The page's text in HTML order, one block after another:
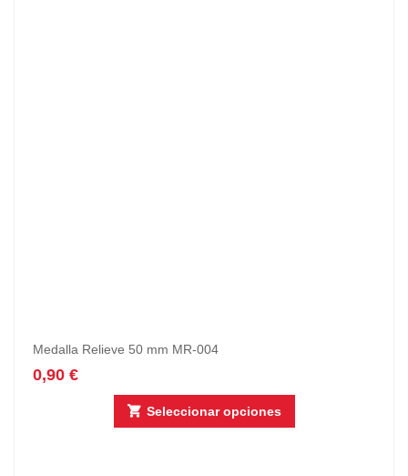
Medalla Relieve 50 mm MR-004
0,90 €
Seleccionar opciones